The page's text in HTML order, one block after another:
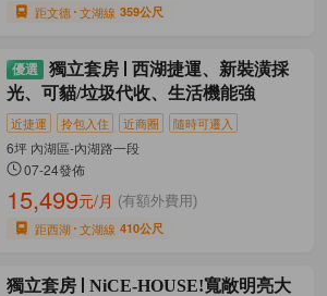
距文德 文湖線 359公尺
獨立套房
西湖捷運、新裝潢採
光、可貓/垃圾代收、生活機能強
近捷運 拎包入住 近商圈 隨時可遷入
6坪 內湖區-內湖路一段
07-24發佈
15,499元/月 (有額外費用)
距西湖 文湖線 410公尺
獨立套房
NiCE-HOUSE!寬敞明亮大